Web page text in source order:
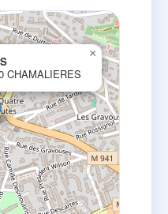
CHAMALIERES
×